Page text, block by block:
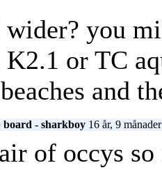
you
K2.1 or TC
and
- sharkboy 16 år, 9
of occys